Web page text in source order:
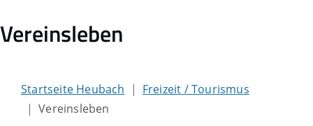
Vereinsleben
Startseite Heubach
Freizeit / Tourismus
Vereinsleben